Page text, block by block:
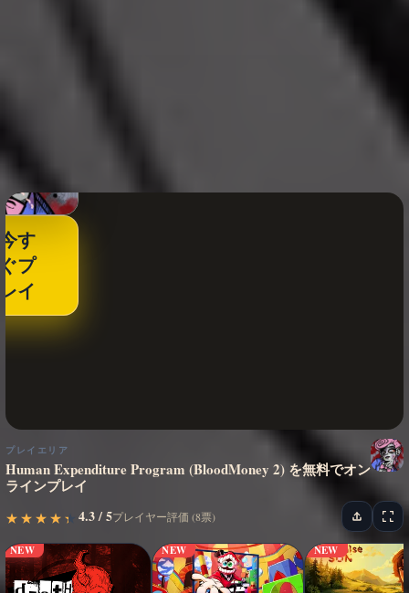
今す
ぐプ
レイ
プレイエリア
Human Expenditure Program (BloodMoney 2) を無料でオン
ラインプレイ
★
★ ★
★ ★
★ ★
★ ★★ 4.3 / 5プレイヤー評価 (8票)
NEW NEW NEW